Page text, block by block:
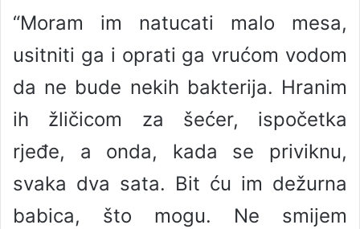
“Moram im natucati malo mesa,
usitniti ga i oprati ga vrućom vodom
da ne bude nekih bakterija. Hranim
ih žličicom za šećer, ispočetka
rjeđe, a onda, kada se priviknu,
svaka dva sata. Bit ću im dežurna
babica, što mogu. Ne smijem